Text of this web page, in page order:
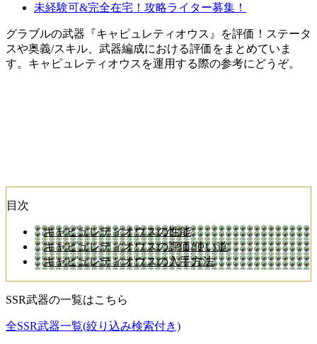
未経験可&完全在宅！攻略ライター募集！
グラブルの武器『キャピュレティオウス』を評価！ステータ
スや奥義/スキル、武器編成における評価をまとめていま
す。キャピュレティオウスを運用する際の参考にどうぞ。
目次
キャピュレティオウスの性能
キャピュレティオウスの評価/使い道
キャピュレティオウスの入手方法
SSR武器の一覧はこちら
全SSR武器一覧(絞り込み検索付き)